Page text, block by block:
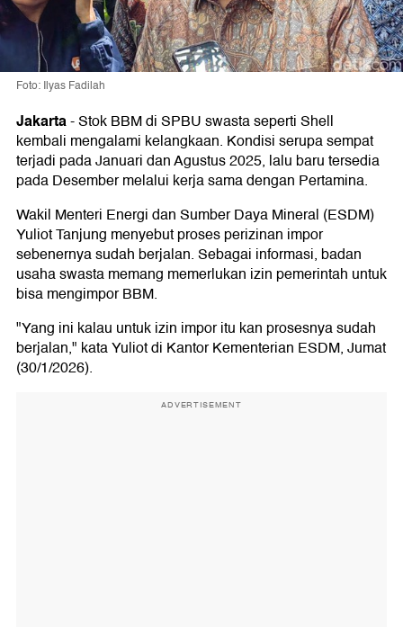
Foto: Ilyas Fadilah
Jakarta-Stok BBM di SPBU swasta seperti Shell
kembali mengalami kelangkaan. Kondisi serupa sempat
terjadi pada Januari dan Agustus 2025, lalu baru tersedia
pada Desember melalui kerja sama dengan Pertamina.
Wakil Menteri Energi dan Sumber Daya Mineral (ESDM)
Yuliot Tanjung menyebut proses perizinan impor
sebenernya sudah berjalan. Sebagai informasi, badan
usaha swasta memang memerlukan izin pemerintah untuk
bisa mengimpor BBM.
"Yang ini kalau untuk izin impor itu kan prosesnya sudah
berjalan," kata Yuliot di Kantor Kementerian ESDM, Jumat
(30/1/2026).
ADVERTISEMENT